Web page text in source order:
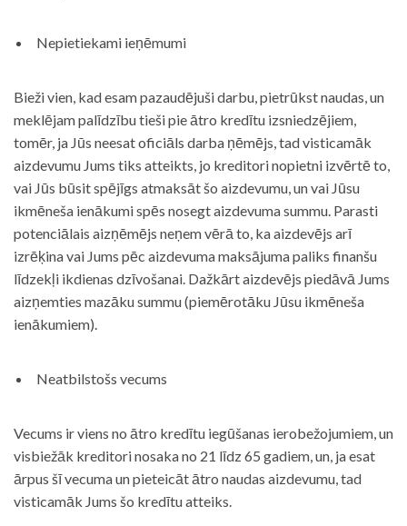
Nepietiekami ieņēmumi
Bieži vien, kad esam pazaudējuši darbu, pietrūkst naudas, un
meklējam palīdzību tieši pie ātro kredītu izsniedzējiem,
tomēr, ja Jūs neesat oficiāls darba ņēmējs, tad visticamāk
aizdevumu Jums tiks atteikts, jo kreditori nopietni izvērtē to,
vai Jūs būsit spējīgs atmaksāt šo aizdevumu, un vai Jūsu
ikmēneša ienākumi spēs nosegt aizdevuma summu. Parasti
potenciālais aizņēmējs neņem vērā to, ka aizdevējs arī
izrēķina vai Jums pēc aizdevuma maksājuma paliks finanšu
līdzekļi ikdienas dzīvošanai. Dažkārt aizdevējs piedāvā Jums
aizņemties mazāku summu (piemērotāku Jūsu ikmēneša
ienākumiem).
Neatbilstošs vecums
Vecums ir viens no ātro kredītu iegūšanas ierobežojumiem, un
visbiežāk kreditori nosaka no 21 līdz 65 gadiem, un, ja esat
ārpus šī vecuma un pieteicāt ātro naudas aizdevumu, tad
visticamāk Jums šo kredītu atteiks.